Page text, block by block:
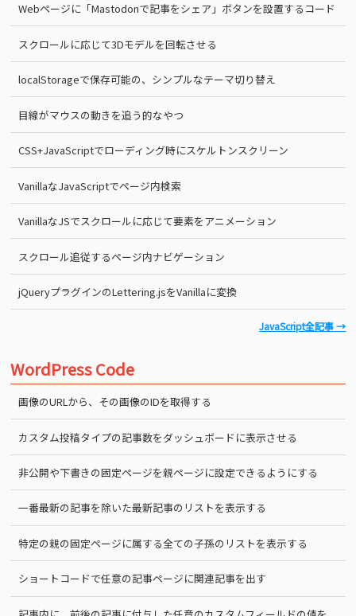
Webページに「Mastodonで記事をシェア」ボタンを設置するコード
スクロールに応じて3Dモデルを回転させる
localStorageで保存可能の、シンプルなテーマ切り替え
目線がマウスの動きを追う的なやつ
CSS+JavaScriptでローディング時にスケルトンスクリーン
VanillaなJavaScriptでページ内検索
VanillaなJSでスクロールに応じて要素をアニメーション
スクロール追従するページ内ナビゲーション
jQueryプラグインのLettering.jsをVanillaに変換
JavaScript全記事 →
WordPress Code
画像のURLから、その画像のIDを取得する
カスタム投稿タイプの記事数をダッシュボードに表示させる
非公開や下書きの固定ページを親ページに設定できるようにする
一番最新の記事を除いた最新記事のリストを表示する
特定の親の固定ページに属する全ての子孫のリストを表示する
ショートコードで任意の記事ページに関連記事を出す